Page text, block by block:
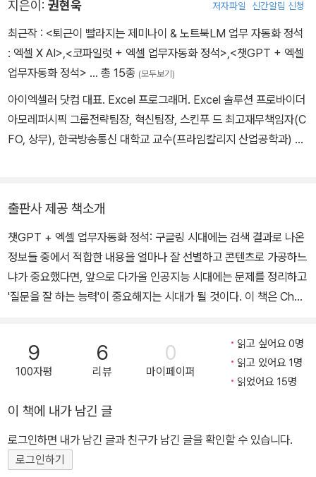
지은이: 권현욱 저자파일 신간알림 신청
최근작 : <퇴근이 빨라지는 제미나이 & 노트북LM 업무 자동화 정석
: 엑셀 X AI> <코파일럿 + 엑셀 업무자동화 정석> <챗GPT + 엑셀
업무자동화 정석> … 총 15종 (모두보기)
아이엑셀러 닷컴 대표. Excel 프로그래머. Excel 솔루션 프로바이더
아모레퍼시픽 그룹전략팀장, 혁신팀장, 스킨푸 드 최고재무책임자(C
FO, 상무), 한국방송통신 대학교 교수(프라임칼리지 산업공학과) 등
넘게 운영하고 있고, 유튜브 '엑셀러TV' 채널에서 온라인 강의도 진
행하고 있다. 그의 강의는 엑셀 노하우를 쉽고 재미있게 전달해 주기
로 유명하다. 『코파일럿+엑셀 업무자동화 정석』, 『챗GPT+엑셀 업
무자동화 정석』, 『엑셀의 정 석』, 『엑셀 VBA 파워 코딩의 정석』 등 1
0여 권 의 책을 집필하였고, 컴퓨터 매거진 <월간 PC 사랑>을 비롯
출판사 제공 책소개
챗GPT + 엑셀 업무자동화 정석: 구글링 시대에는 검색 결과로 나온
정보들 중에서 적합한 내용을 얼마나 잘 선별하고 콘텐츠로 가공하느
냐가 중요했다면, 앞으로 다가올 인공지능 시대에는 문제를 정리하고
'질문을 잘 하는 능력'이 중요해지는 시대가 될 것이다. 이 책은 Chat
하는 적합한 방법을 제시한다. 책에서 소개하는 '단계별 접근 방법'을
따라하다 보면, 엑셀 업무자동화뿐만 아니라 상품기획, 계약서 작성,
프레젠테이션 자료 서식 자동화 등 다양한 작업이 손쉽게 가능해진
어떻게 지시해야 하는 지에 대한 노하우가 고스란히 담긴 책이다. 이
책을 통해 업무 효율성을 높이고, 인공지능 시대에 한 발 앞서 나아가
는 기회를 잡을 수 있을 것이다.
9
100자평
6
리뷰
0
마이페이퍼
읽고 싶어요 0명
읽고 있어요 1명
읽었어요 15명
이 책에 내가 남긴 글
로그인하면 내가 남긴 글과 친구가 남긴 글을 확인할 수 있습니다.
로그인하기